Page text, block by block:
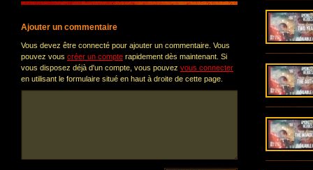
Ajouter un commentaire
Vous devez être connecté pour ajouter un commentaire. Vous
pouvez vous créer un compte rapidement dès maintenant. Si
vous disposez déjà d'un compte, vous pouvez vous connecter
en utilisant le formulaire situé en haut à droite de cette page.